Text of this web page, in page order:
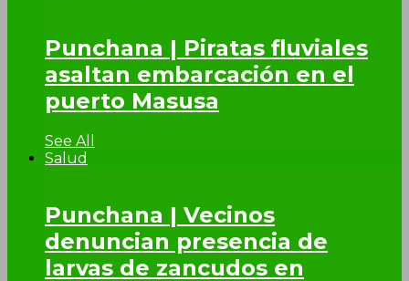
Punchana | Piratas fluviales
asaltan embarcación en el
puerto Masusa
See All
Salud
Punchana | Vecinos
denuncian presencia de
larvas de zancudos en